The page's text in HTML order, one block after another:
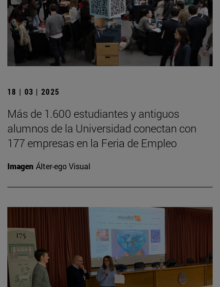
18 | 03 | 2025
Más de 1.600 estudiantes y antiguos
alumnos de la Universidad conectan con
177 empresas en la Feria de Empleo
Imagen Álter-ego Visual